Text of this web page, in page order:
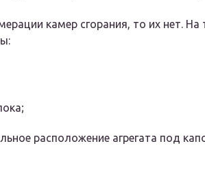
камер сгорания, то их нет.
расположение агрегата под